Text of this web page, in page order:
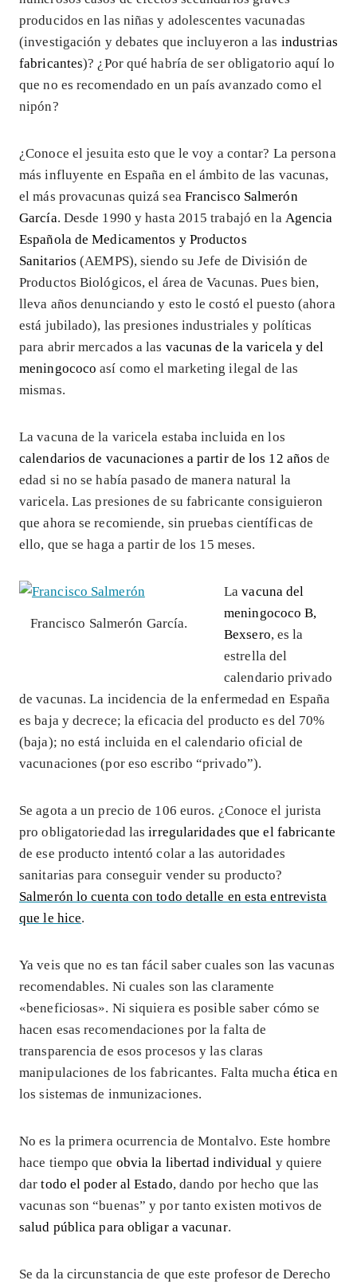
producidos en las niñas y adolescentes vacunadas
(investigación y debates que incluyeron a las industrias
fabricantes)? ¿Por qué habría de ser obligatorio aquí lo
que no es recomendado en un país avanzado como el
nipón?
¿Conoce el jesuita esto que le voy a contar? La persona
más influyente en España en el ámbito de las vacunas,
el más provacunas quizá sea Francisco Salmerón
García. Desde 1990 y hasta 2015 trabajó en la Agencia
Española de Medicamentos y Productos
Sanitarios (AEMPS), siendo su Jefe de División de
Productos Biológicos, el área de Vacunas. Pues bien,
lleva años denunciando y esto le costó el puesto (ahora
está jubilado), las presiones industriales y políticas
para abrir mercados a las vacunas de la varicela y del
meningococo así como el marketing ilegal de las
mismas.
La vacuna de la varicela estaba incluida en los
calendarios de vacunaciones a partir de los 12 años de
edad si no se había pasado de manera natural la
varicela. Las presiones de su fabricante consiguieron
que ahora se recomiende, sin pruebas científicas de
ello, que se haga a partir de los 15 meses.
Francisco Salmerón García.
Lavacuna del
meningococo B,
Bexsero, es la
estrella del
calendario privado
de vacunas. La incidencia de la enfermedad en España
es baja y decrece; la eficacia del producto es del 70%
(baja); no está incluida en el calendario oficial de
vacunaciones (por eso escribo “privado”).
Se agota a un precio de 106 euros. ¿Conoce el jurista
pro obligatoriedad lasirregularidades que el fabricante
de ese producto intentó colar a las autoridades
sanitarias para conseguir vender su producto?
Salmerón lo cuenta con todo detalle en esta entrevista
que le hice.
Ya veis que no es tan fácil saber cuales son las vacunas
recomendables. Ni cuales son las claramente
«beneficiosas». Ni siquiera es posible saber cómo se
hacen esas recomendaciones por la falta de
transparencia de esos procesos y las claras
manipulaciones de los fabricantes. Falta mucha ética en
los sistemas de inmunizaciones.
No es la primera ocurrencia de Montalvo. Este hombre
hace tiempo que obvia la libertad individual y quiere
dartodo el poder al Estado, dando por hecho que las
vacunas son “buenas” y por tanto existen motivos de
salud pública para obligar a vacunar.
Se da la circunstancia de que este profesor de Derecho